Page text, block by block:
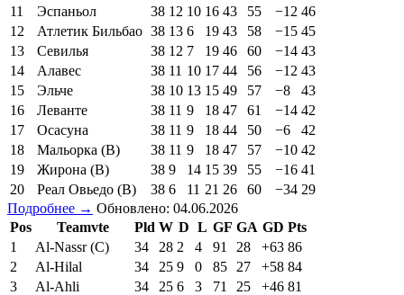
11
Эспаньол 38 12 10 16 43 55 −12 46
12
Атлетик Бильбао 38 13 6 19 43 58 −15 45
13
Севилья 38 12 7 19 46 60 −14 43
14
Алавес 38 11 10 17 44 56 −12 43
15
Эльче 38 10 13 15 49 57 −8
43
16
Леванте 38 11 9 18 47 61 −14 42
17
Осасуна 38 11 9 18 44 50 −6
42
18
Мальорка (В) 38 11 9 18 47 57 −10 42
19
Жирона (В) 38 9 14 15 39 55 −16 41
20
Реал Овьедо (В) 38 6 11 21 26 60 −34 29
Подробнее → Обновлено: 04.06.2026
Pos
Teamvte Pld W D L GF GA GD Pts
1
Al-Nassr (C) 34 28 2 4 91 28 +63 86
2
Al-Hilal 34 25 9 0 85 27 +58 84
3
Al-Ahli 34 25 6 3 71 25 +46 81